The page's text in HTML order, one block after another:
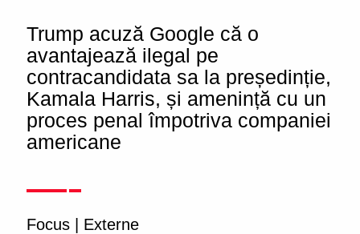
Trump acuză Google că o
avantajează ilegal pe
contracandidata sa la președinție,
Kamala Harris, și amenință cu un
proces penal împotriva companiei
americane
Focus Externe